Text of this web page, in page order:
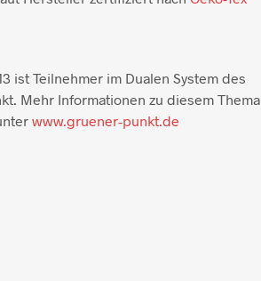
ist Teilnehmer im Dualen System des
Mehr Informationen zu diesem Thema
www.gruener-punkt.de